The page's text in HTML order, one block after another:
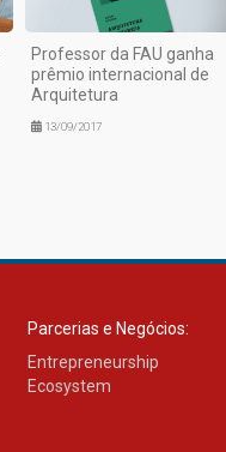
Professor da FAU ganha
prêmio internacional de
Arquitetura
13/09/2017
Parcerias e Negócios:
Entrepreneurship
Ecosystem